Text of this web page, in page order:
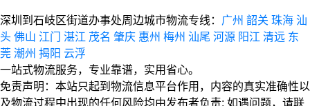
深圳到石岐区街道办事处周边城市物流专线： 广州 韶关 珠海 汕
头 佛山 江门 湛江 茂名 肇庆 惠州 梅州 汕尾 河源 阳江 清远 东
莞 潮州 揭阳 云浮
一站式物流服务，专业靠谱，实用省心。
免责声明：本站只起到物流信息平台作用，内容的真实准确性以
及物流过程中出现的任何风险均由发布者负责; 如遇问题，请联